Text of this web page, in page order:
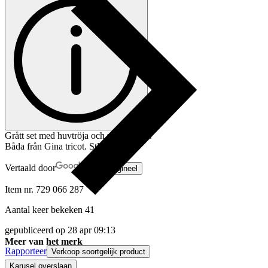
Grått set med huvtröja och yoga byxor.
Båda från Gina tricot. Stl 158.
Vertaald door Toon origineel
Item nr. 729 066 287
Aantal keer bekeken 41
gepubliceerd op 28 apr 09:13
Rapporteer Verkoop soortgelijk product
Meer van het merk
Karusel overslaan